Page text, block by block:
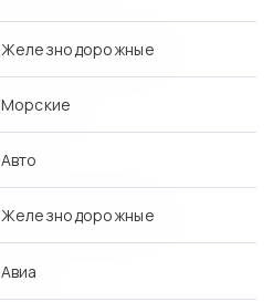
Железнодорожные
Морские
Авто
Железнодорожные
Авиа